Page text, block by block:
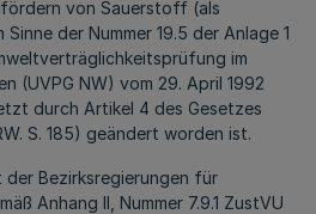
von Sauerstoff (als
der Nummer 19.5 der Anlage 1
im
(UVPG NW) vom 29. April 1992
durch Artikel 4 des Gesetzes
S. 185) geändert worden ist.
Bezirksregierungen für
Anhang II, Nummer 7.9.1 ZustVU